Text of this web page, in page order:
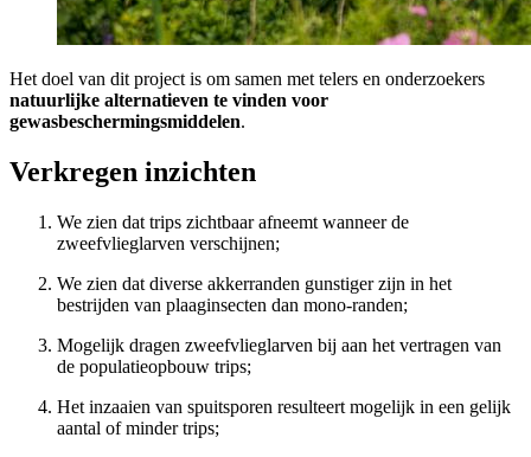
Het doel van dit project is om samen met telers en onderzoekers
natuurlijke alternatieven te vinden voor
gewasbeschermingsmiddelen.
Verkregen inzichten
We zien dat trips zichtbaar afneemt wanneer de
zweefvlieglarven verschijnen;
We zien dat diverse akkerranden gunstiger zijn in het
bestrijden van plaaginsecten dan mono-randen;
Mogelijk dragen zweefvlieglarven bij aan het vertragen van
de populatieopbouw trips;
Het inzaaien van spuitsporen resulteert mogelijk in een gelijk
aantal of minder trips;